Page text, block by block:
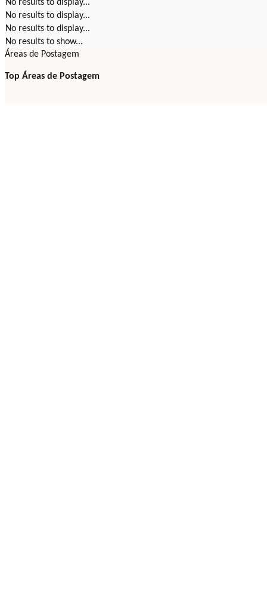
No results to display...
No results to display...
No results to display...
No results to show...
Áreas de Postagem
Top Áreas de Postagem